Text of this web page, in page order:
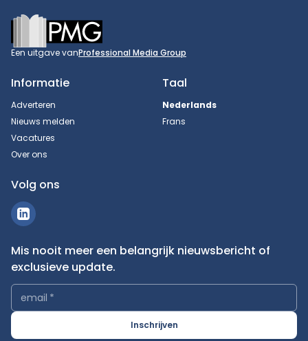
Footer
Een uitgave vanProfessional Media Group
Informatie
Adverteren
Nieuws melden
Vacatures
Over ons
Taal
Nederlands
Frans
Volg ons
Mis nooit meer een belangrijk nieuwsbericht of
exclusieve update.
email *
Inschrijven